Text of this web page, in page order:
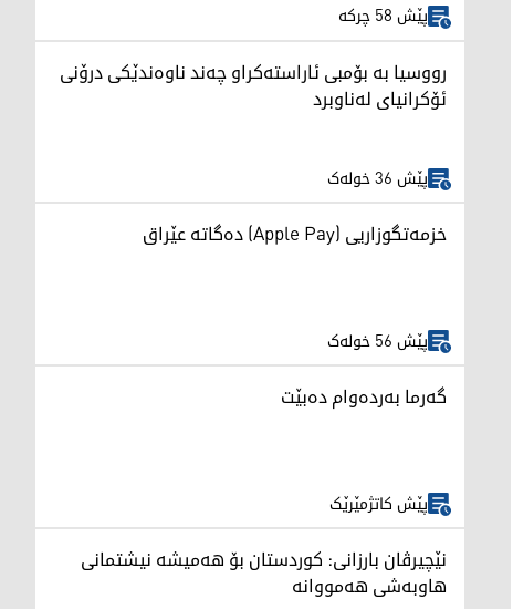
پێش 58 چرکە
رووسیا بە بۆمبی ئاراستەکراو چەند ناوەندێکی درۆنی
ئۆکرانیای لەناوبرد
پێش 36 خولەک
خزمەتگوزاریی (Apple Pay) دەگاتە عێراق
پێش 56 خولەک
گەرما بەردەوام دەبێت
پێش کاتژمێرێک
نێچیرڤان بارزانی: کوردستان بۆ هەمیشە نیشتمانی
هاوبەشی هەمووانە